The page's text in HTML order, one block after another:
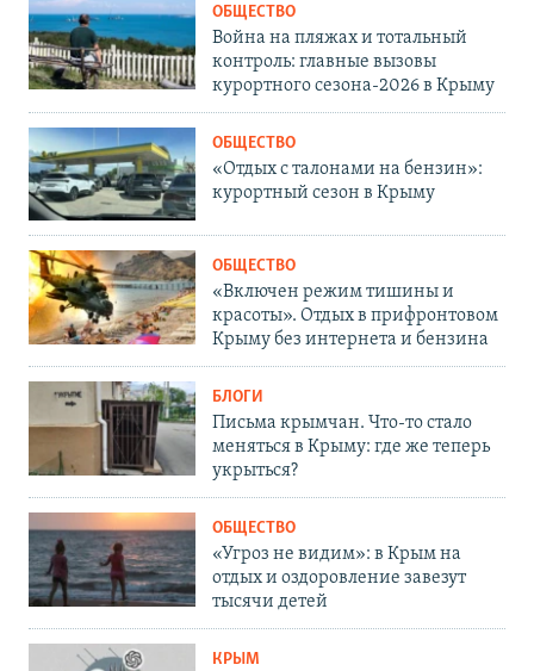
ОБЩЕСТВО
Война на пляжах и тотальный
контроль: главные вызовы
курортного сезона-2026 в Крыму
ОБЩЕСТВО
«Отдых с талонами на бензин»:
курортный сезон в Крыму
ОБЩЕСТВО
«Включен режим тишины и
красоты». Отдых в прифронтовом
Крыму без интернета и бензина
БЛОГИ
Письма крымчан. Что-то стало
меняться в Крыму: где же теперь
укрыться?
ОБЩЕСТВО
«Угроз не видим»: в Крым на
отдых и оздоровление завезут
тысячи детей
КРЫМ